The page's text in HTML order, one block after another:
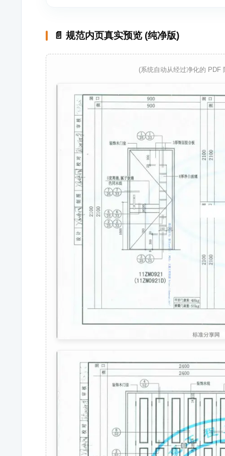
📄 规范内页真实预览 (纯净版)
(系统自动从经过净化的 PDF